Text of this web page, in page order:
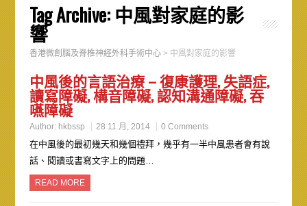
Tag Archive: 中風對家庭的影
響
香港微創腦及脊椎神經外科手術中心> 中風對家庭的影響
中風後的言語治療 – 復康護理, 失語症,
讀寫障礙, 構音障礙, 認知溝通障礙, 吞
嚥障礙
Author: hkbssp 28 11 月, 2014 0 Comments
在中風後的最初幾天和幾個禮拜，幾乎有一半中風患者會有說
話、閱讀或書寫文字上的問題…
READ MORE